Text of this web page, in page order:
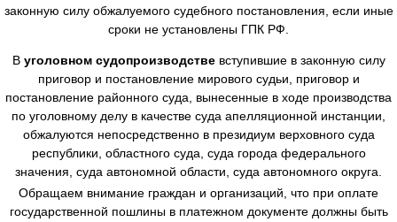
законную силу обжалуемого судебного постановления, если иные
сроки не установлены ГПК РФ.
В уголовном судопроизводствевступившие в законную силу
приговор и постановление мирового судьи, приговор и
постановление районного суда, вынесенные в ходе производства
по уголовному делу в качестве суда апелляционной инстанции,
обжалуются непосредственно в президиум верховного суда
республики, областного суда, суда города федерального
значения, суда автономной области, суда автономного округа.
Обращаем внимание граждан и организаций, что при оплате
государственной пошлины в платежном документе должны быть